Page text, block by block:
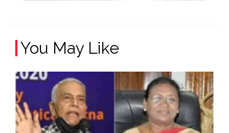
You May Like